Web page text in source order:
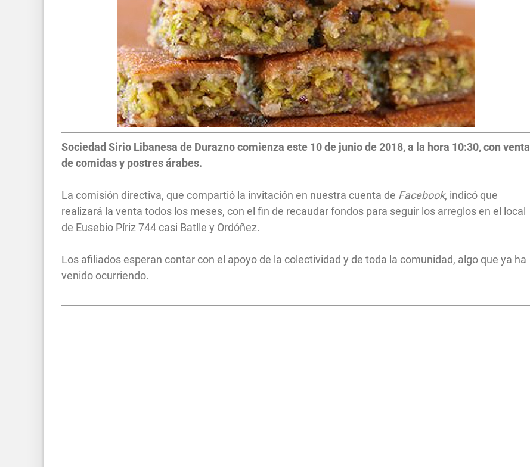
Sociedad Sirio Libanesa de Durazno comienza este 10 de junio de 2018, a la hora 10:30, con venta
de comidas y postres árabes.
La comisión directiva, que compartió la invitación en nuestra cuenta de Facebook, indicó que
realizará la venta todos los meses, con el fin de recaudar fondos para seguir los arreglos en el local
de Eusebio Píriz 744 casi Batlle y Ordóñez.
Los afiliados esperan contar con el apoyo de la colectividad y de toda la comunidad, algo que ya ha
venido ocurriendo.